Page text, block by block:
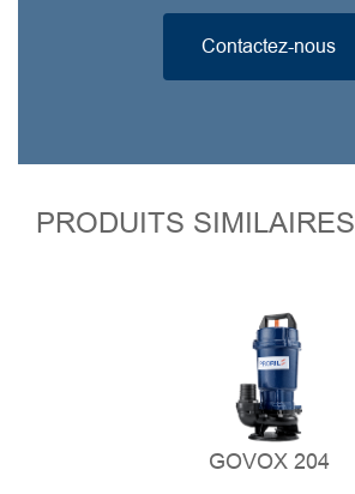
Contactez-nous
PRODUITS SIMILAIRES
GOVOX 204